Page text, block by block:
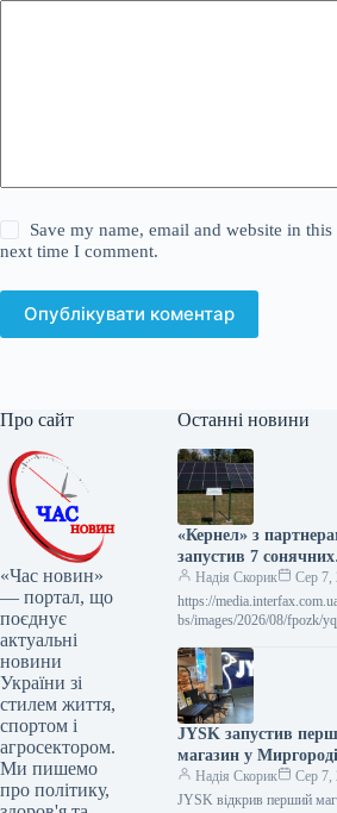
Save my name, email and website in
next time I comment.
Опублікувати коментар
Про сайт
«Час новин»
— портал, що
поєднує
актуальні
новини
України зі
стилем життя,
спортом і
агросектором.
Ми пишемо
про політику,
Останні новини
«Кернел» з
запустив 7 сонячних
електростанцій на
прифронтових
Надія Скорик
Сер 7,
https://
bs/images/2026/08/fpozk/
партнерами розгортає СЕС
прифронтових громадах:
JYSK запустив
магазин у Миргороді
Надія Скорик
Сер 7,
JYSK відкрив перший